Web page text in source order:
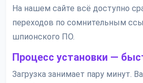
На нашем сайте всё доступно
переходов по сомнительным
шпионского ПО.
Процесс установки —
Загрузка занимает пару минут.